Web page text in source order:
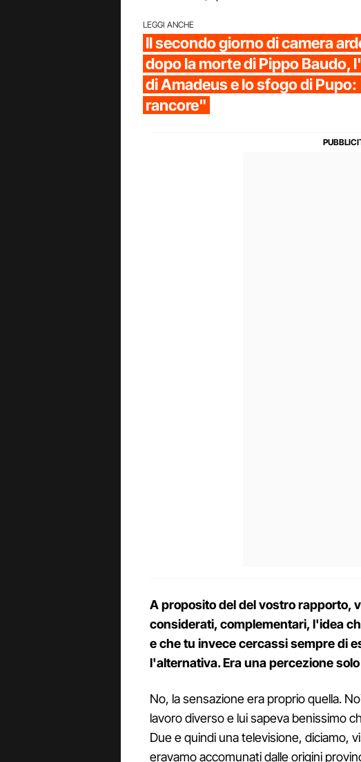
LEGGI ANCHE
Il secondo giorno di camera
dopo la morte di Pippo Baudo,
di Amadeus e lo sfogo di
rancore"
A proposito del del vostro rapporto,
considerati, complementari, l'idea
e che tu invece cercassi sempre di
l'alternativa. Era una percezione
No, la sensazione era proprio quella.
lavoro diverso e lui sapeva benissimo
Due e quindi una televisione, diciamo,
eravamo accomunati dalle origini